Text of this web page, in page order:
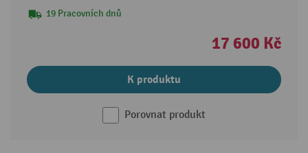
19 Pracovních dnů
17 600 Kč
K produktu
Porovnat produkt